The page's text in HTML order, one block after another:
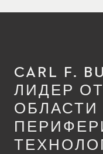
CARL F.
ЛИДЕР
ОБЛАСТИ